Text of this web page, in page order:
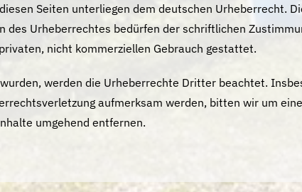
Seiten unterliegen dem deutschen Urheberrecht.
Urheberrechtes bedürfen der schriftlichen
nicht kommerziellen Gebrauch gestattet.
werden die Urheberrechte Dritter beachtet.
aufmerksam werden, bitten wir um
umgehend entfernen.